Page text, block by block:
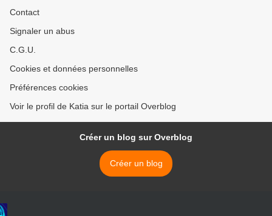
Contact
Signaler un abus
C.G.U.
Cookies et données personnelles
Préférences cookies
Voir le profil de Katia sur le portail Overblog
Créer un blog sur Overblog
Créer un blog